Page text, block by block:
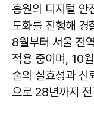
흥원의 디지털 안
도화를 진행해
8월부터 서울 전
적용 중이며, 10
술의 실효성과 신
으로 28년까지